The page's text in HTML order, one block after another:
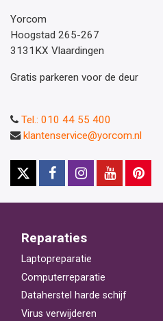
Yorcom
Hoogstad 265-267
3131KX Vlaardingen
Gratis parkeren voor de deur
Tel.: 010 44 55 400
klantenservice@yorcom.nl
Reparaties
Laptopreparatie
Computerreparatie
Dataherstel harde schijf
Virus verwijderen